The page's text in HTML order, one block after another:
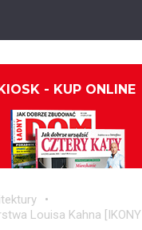
- KUP ONLINE
Louisa Kahna [IKONY